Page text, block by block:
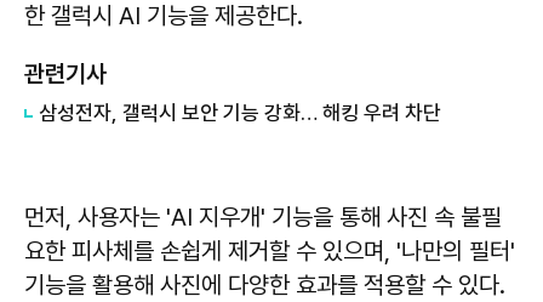
한 갤럭시 AI 기능을 제공한다.
관련기사
삼성전자, 갤럭시 보안 기능 강화… 해킹 우려 차단
먼저, 사용자는 'AI 지우개' 기능을 통해 사진 속 불필
요한 피사체를 손쉽게 제거할 수 있으며, '나만의 필터'
기능을 활용해 사진에 다양한 효과를 적용할 수 있다.